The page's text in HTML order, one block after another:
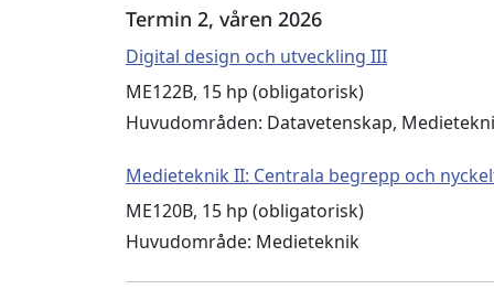
Termin 2, våren 2026
Digital design och utveckling III
ME122B, 15 hp (obligatorisk)
Huvudområden: Datavetenskap,
Medieteknik II: Centrala begrepp och
ME120B, 15 hp (obligatorisk)
Huvudområde: Medieteknik